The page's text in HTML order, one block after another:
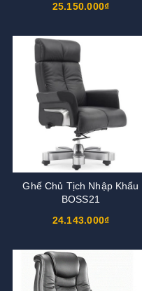
25.150.000₫
Ghế Chủ Tịch Nhập Khẩu
BOSS21
24.143.000₫